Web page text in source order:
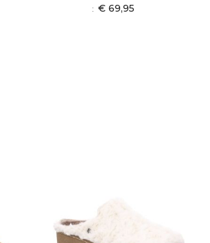
€ 69,95